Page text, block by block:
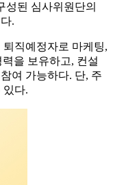
성된 심사위원단의
.
퇴직예정자로 마케팅,
을 보유하고, 컨설
여 가능하다. 단, 주
있다.